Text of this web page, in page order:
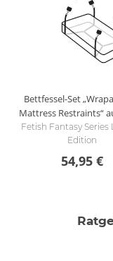
Bettfessel-Set
Mattress Restraints“
Fetish Fantasy Series
Edition
54,95 €